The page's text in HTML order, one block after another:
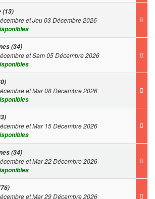
(13)
et Jeu 03 Décembre 2026
(34)
et Sam 05 Décembre 2026
et Mar 08 Décembre 2026
et Mar 15 Décembre 2026
(34)
et Mar 22 Décembre 2026
et Mar 29 Décembre 2026